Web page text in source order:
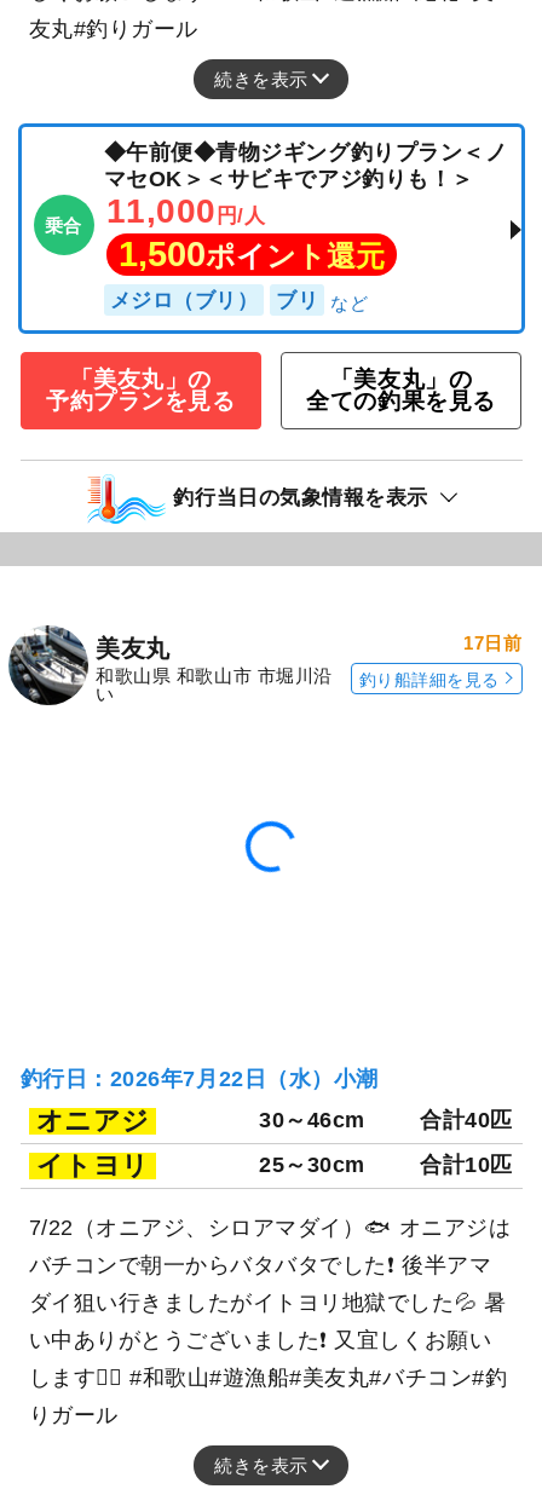
友丸#釣りガール
続きを表示
乗合
◆午前便◆青物ジギング釣りプラン＜ノ
マセOK＞＜サビキでアジ釣りも！＞
11,000 円/人
1,500ポイント還元
メジロ（ブリ） ブリ
「美友丸」の
予約プランを見る
「美友丸」の
全ての釣果を見る
釣行当日の気象情報を表示
美友丸
和歌山県 和歌山市 市堀川沿
い
17日前
釣り船詳細を見る
釣行日：2026年7月22日（水）小潮
オニアジ 30～46cm 合計40匹
イトヨリ 25～30cm 合計10匹
7/22（オニアジ、シロアマダイ）🐟 オニアジは
バチコンで朝一からバタバタでした❗️ 後半アマ
ダイ狙い行きましたがイトヨリ地獄でした💦 暑
い中ありがとうございました❗️ 又宜しくお願い
します🙇‍♀️ #和歌山#遊漁船#美友丸#バチコン#釣
りガール
続きを表示